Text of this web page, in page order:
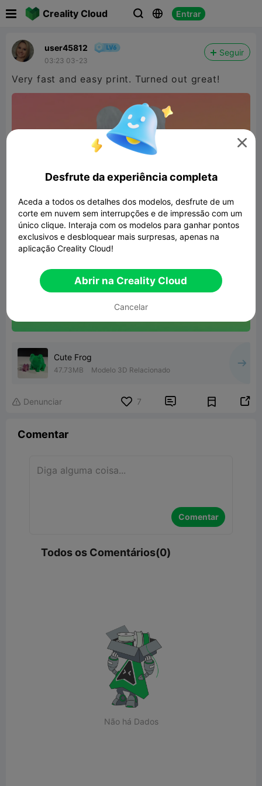
Creality Cloud   Entrar
user45812
03:23 03-23
Seguir
Very fast and easy print. Turned out great!
Cute Frog
47.73MB Modelo 3D Relacionado
 Denunciar 7  
Comentar
Comentar
Todos os Comentários(0)
Não há Dados

Desfrute da experiência completa
Aceda a todos os detalhes dos modelos, desfrute de um
corte em nuvem sem interrupções e de impressão com um
único clique. Interaja com os modelos para ganhar pontos
exclusivos e desbloquear mais surpresas, apenas na
aplicação Creality Cloud!
Abrir na Creality Cloud
Cancelar